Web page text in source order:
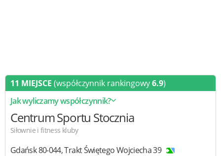
11 MIEJSCE (współczynnik rankingowy6.9)
Jak wyliczamy współczynnik?
Centrum Sportu Stocznia
Siłownie i fitness kluby
Gdańsk80-044,Trakt Świętego Wojciecha 39